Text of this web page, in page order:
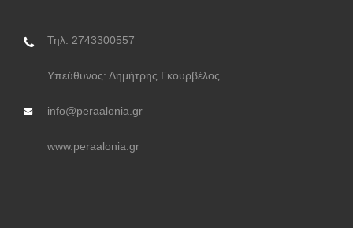
Τηλ: 2743300557
Υπεύθυνος: Δημήτρης Γκουρβέλος
info@peraalonia.gr
www.peraalonia.gr